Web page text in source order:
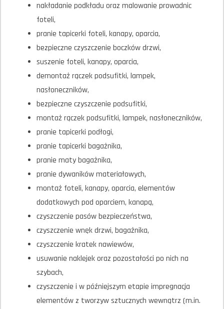
nakładanie podkładu oraz malowanie prowadnic
foteli,
pranie tapicerki foteli, kanapy, oparcia,
bezpieczne czyszczenie boczków drzwi,
suszenie foteli, kanapy, oparcia,
demontaż rączek podsufitki, lampek,
nasłoneczników,
bezpieczne czyszczenie podsufitki,
montaż rączek podsufitki, lampek, nasłoneczników,
pranie tapicerki podłogi,
pranie tapicerki bagażnika,
pranie maty bagażnika,
pranie dywaników materiałowych,
montaż foteli, kanapy, oparcia, elementów
dodatkowych pod oparciem, kanapą,
czyszczenie pasów bezpieczeństwa,
czyszczenie wnęk drzwi, bagażnika,
czyszczenie kratek nawiewów,
usuwanie naklejek oraz pozostałości po nich na
szybach,
czyszczenie i w późniejszym etapie impregnacja
elementów z tworzyw sztucznych wewnątrz (m.in.